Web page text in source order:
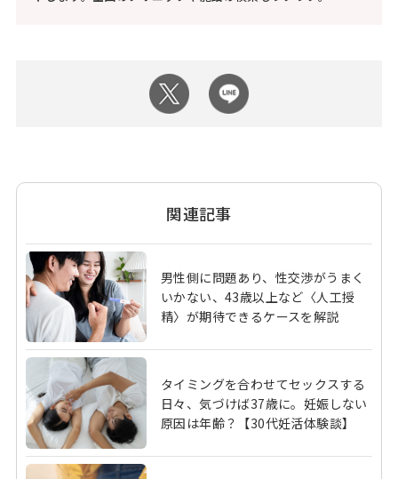
関連記事
男性側に問題あり、性交渉がうまく
いかない、43歳以上など〈人工授
精〉が期待できるケースを解説
タイミングを合わせてセックスする
日々、気づけば37歳に。妊娠しない
原因は年齢？【30代妊活体験談】